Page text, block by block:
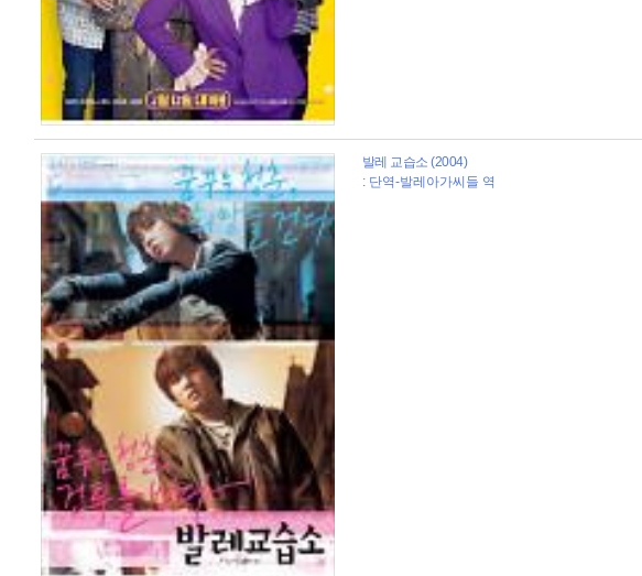
발레 교습소 (2004)
: 단역-발레아가씨들 역